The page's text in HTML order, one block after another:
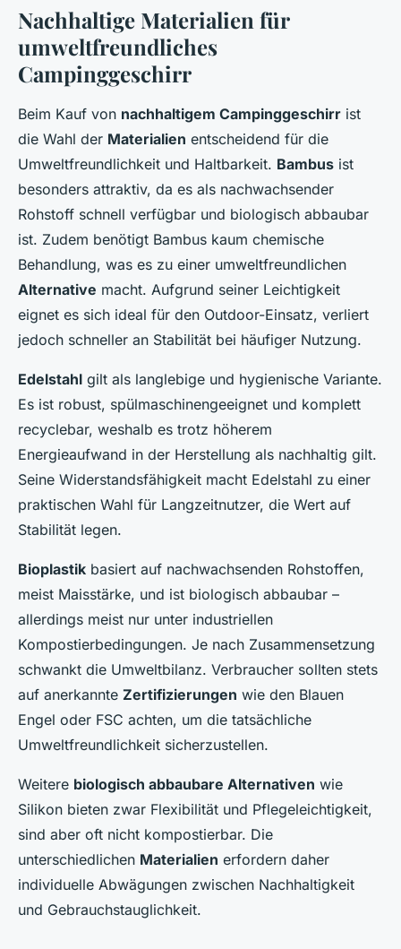
Nachhaltige Materialien für
umweltfreundliches
Campinggeschirr
Beim Kauf von nachhaltigem Campinggeschirr ist
die Wahl der Materialien entscheidend für die
Umweltfreundlichkeit und Haltbarkeit. Bambus ist
besonders attraktiv, da es als nachwachsender
Rohstoff schnell verfügbar und biologisch abbaubar
ist. Zudem benötigt Bambus kaum chemische
Behandlung, was es zu einer umweltfreundlichen
Alternative macht. Aufgrund seiner Leichtigkeit
eignet es sich ideal für den Outdoor-Einsatz, verliert
jedoch schneller an Stabilität bei häufiger Nutzung.
Edelstahl gilt als langlebige und hygienische Variante.
Es ist robust, spülmaschinengeeignet und komplett
recyclebar, weshalb es trotz höherem
Energieaufwand in der Herstellung als nachhaltig gilt.
Seine Widerstandsfähigkeit macht Edelstahl zu einer
praktischen Wahl für Langzeitnutzer, die Wert auf
Stabilität legen.
Bioplastik basiert auf nachwachsenden Rohstoffen,
meist Maisstärke, und ist biologisch abbaubar –
allerdings meist nur unter industriellen
Kompostierbedingungen. Je nach Zusammensetzung
schwankt die Umweltbilanz. Verbraucher sollten stets
auf anerkannte Zertifizierungen wie den Blauen
Engel oder FSC achten, um die tatsächliche
Umweltfreundlichkeit sicherzustellen.
Weitere biologisch abbaubare Alternativen wie
Silikon bieten zwar Flexibilität und Pflegeleichtigkeit,
sind aber oft nicht kompostierbar. Die
unterschiedlichen Materialien erfordern daher
individuelle Abwägungen zwischen Nachhaltigkeit
und Gebrauchstauglichkeit.